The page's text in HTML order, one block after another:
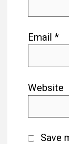
Email *
Website
Save